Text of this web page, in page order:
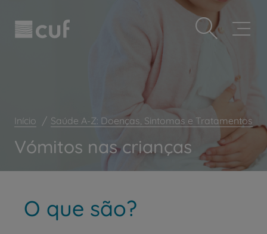
este
inclui
para
conteúdo
Prevenção e bem-estar
Grandes Áreas da Saúde
Clientes e acompanhantes
CUF Academic Center
Contacte-nos
Início Saúde A-Z: Doenças, Sintomas e Tratamentos
Vómitos nas crianças
O que são?